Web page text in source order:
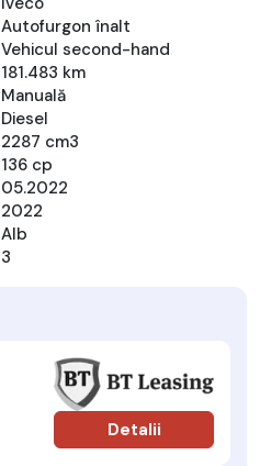
Autofurgon înalt
Vehicul second-hand
181.483 km
Manuală
Diesel
2287 cm3
136 cp
05.2022
2022
Alb
3
Detalii